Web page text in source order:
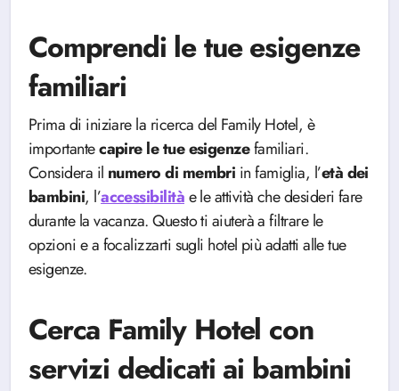
Comprendi le tue esigenze
familiari
Prima di iniziare la ricerca del Family Hotel, è
importantecapire le tue esigenzefamiliari.
Considera il numero di membri in famiglia, l’età dei
bambini, l’accessibilitàe le attività che desideri fare
durante la vacanza. Questo ti aiuterà a filtrare le
opzioni e a focalizzarti sugli hotel più adatti alle tue
esigenze.
Cerca Family Hotel con
servizi dedicati ai bambini